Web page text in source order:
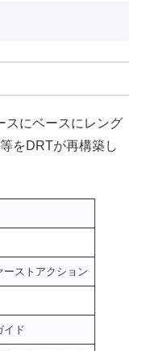
スにベースにレング
をDRTが再構築し
ーストアクション
イド